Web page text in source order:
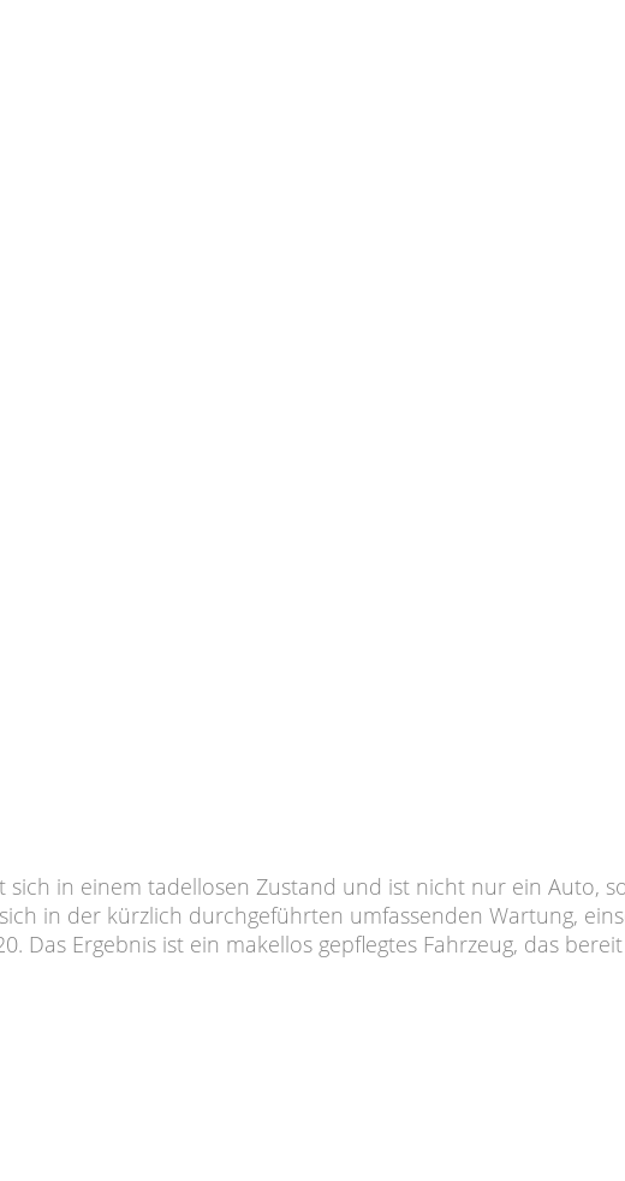
sich in einem tadellosen Zustand und ist nicht nur ein Auto,
in der kürzlich durchgeführten umfassenden Wartung,
Das Ergebnis ist ein makellos gepflegtes Fahrzeug, das